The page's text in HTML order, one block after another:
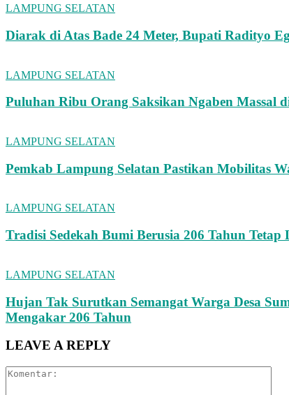
LAMPUNG SELATAN
Diarak di Atas Bade 24 Meter, Bupati Radityo
LAMPUNG SELATAN
Puluhan Ribu Orang Saksikan Ngaben Massal
LAMPUNG SELATAN
Pemkab Lampung Selatan Pastikan Mobilitas
LAMPUNG SELATAN
Tradisi Sedekah Bumi Berusia 206 Tahun
LAMPUNG SELATAN
Hujan Tak Surutkan Semangat Warga Desa
Mengakar 206 Tahun
LEAVE A REPLY